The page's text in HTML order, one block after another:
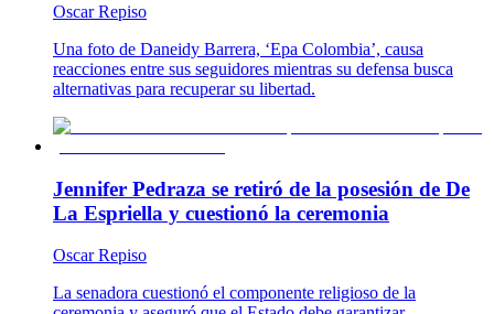
Oscar Repiso
Una foto de Daneidy Barrera, ‘Epa Colombia’, causa
reacciones entre sus seguidores mientras su defensa busca
alternativas para recuperar su libertad.
Jennifer Pedraza se retiró de la posesión de De
La Espriella y cuestionó la ceremonia
Oscar Repiso
La senadora cuestionó el componente religioso de la